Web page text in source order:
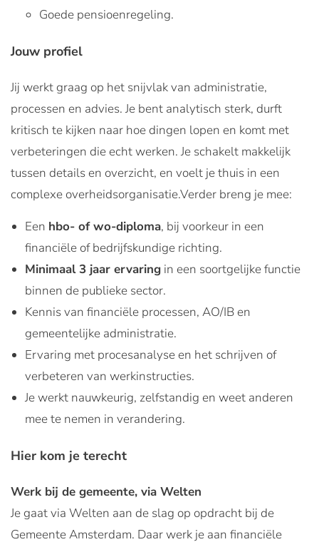
Goede pensioenregeling.
Jouw profiel
Jij werkt graag op het snijvlak van administratie,
processen en advies. Je bent analytisch sterk, durft
kritisch te kijken naar hoe dingen lopen en komt met
verbeteringen die echt werken. Je schakelt makkelijk
tussen details en overzicht, en voelt je thuis in een
complexe overheidsorganisatie.Verder breng je mee:
Een hbo- of wo-diploma, bij voorkeur in een
financiële of bedrijfskundige richting.
Minimaal 3 jaar ervaring in een soortgelijke functie
binnen de publieke sector.
Kennis van financiële processen, AO/IB en
gemeentelijke administratie.
Ervaring met procesanalyse en het schrijven of
verbeteren van werkinstructies.
Je werkt nauwkeurig, zelfstandig en weet anderen
mee te nemen in verandering.
Hier kom je terecht
Werk bij de gemeente, via Welten
Je gaat via Welten aan de slag op opdracht bij de
Gemeente Amsterdam. Daar werk je aan financiële